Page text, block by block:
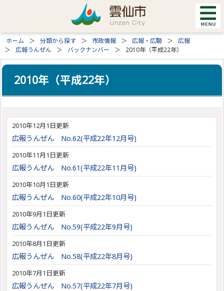
ホーム 分類から探す 市政情報 広報・広聴
広報
広報うんぜん
バックナンバー 2010年（平成22年）
2010年（平成22年）
2010年12月1日更新
広報うんぜん No.62(平成22年12月号)
2010年11月1日更新
広報うんぜん No.61(平成22年11月号)
2010年10月1日更新
広報うんぜん No.60(平成22年10月号)
2010年9月1日更新
広報うんぜん No.59(平成22年9月号)
2010年8月1日更新
広報うんぜん No.58(平成22年8月号)
2010年7月1日更新
広報うんぜん No.57(平成22年7月号)